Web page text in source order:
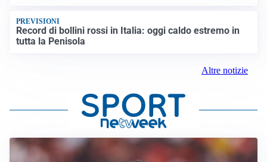
PREVISIONI
Record di bollini rossi in Italia: oggi caldo estremo in
tutta la Penisola
Altre notizie